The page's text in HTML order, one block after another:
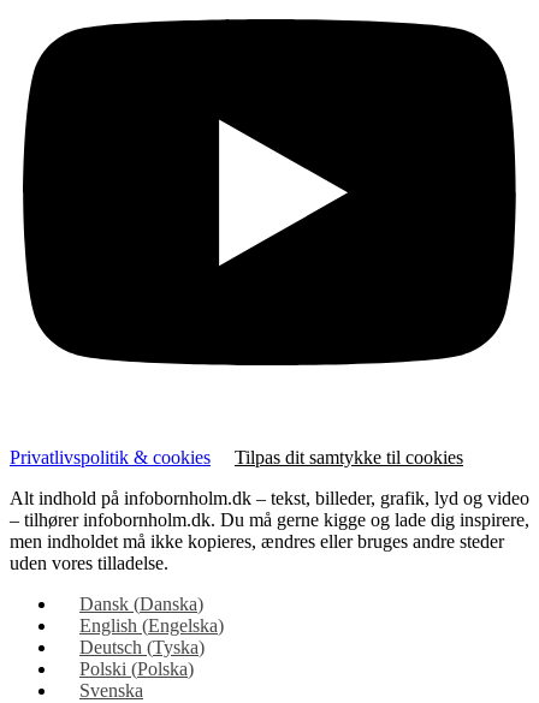
Privatlivspolitik & cookies
Tilpas dit samtykke til cookies
Alt indhold på infobornholm.dk – tekst, billeder, grafik, lyd og video
– tilhører infobornholm.dk. Du må gerne kigge og lade dig inspirere,
men indholdet må ikke kopieres, ændres eller bruges andre steder
uden vores tilladelse.
Dansk (Danska)
English (Engelska)
Deutsch (Tyska)
Polski (Polska)
Svenska